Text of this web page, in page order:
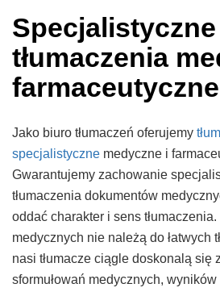
Specjalistyczne
tłumaczenia
farmaceutyczne
Jako biuro tłumaczeń oferujemy
specjalistyczne medyczne i
Gwarantujemy zachowanie
tłumaczenia dokumentów
oddać charakter i sens
medycznych nie należą do łatwych
nasi tłumacze ciągle doskonalą się
sformułowań medycznych,